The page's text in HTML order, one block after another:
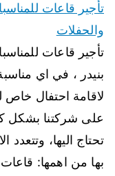
والحفلات
تأجير قاعات
بنيدر ، في اي
لاقامة احتفال خاص
على شركتنا بشكل
تحتاج اليها، وتتعدد
بها من اهمها: قاعات